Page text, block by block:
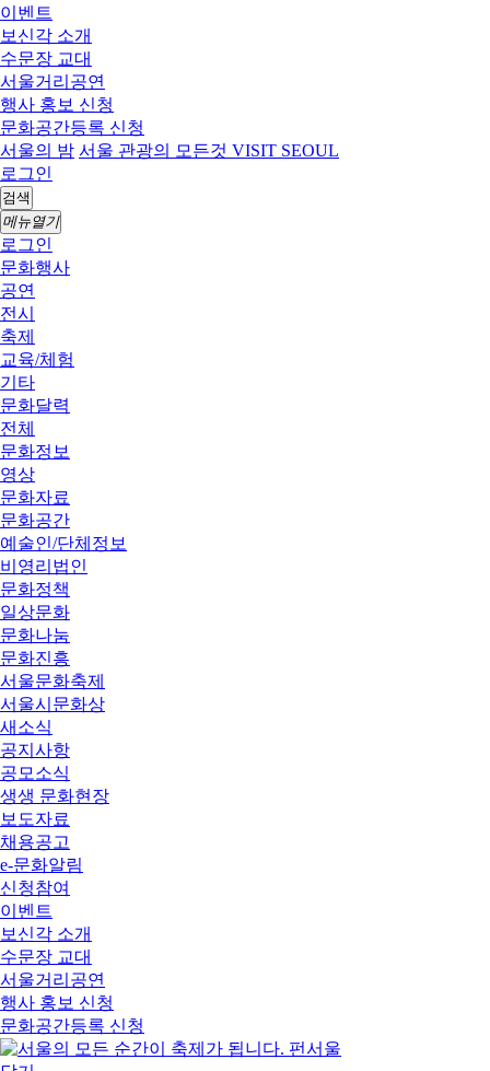
이벤트
보신각 소개
수문장 교대
서울거리공연
행사 홍보 신청
문화공간등록 신청
서울의 밤 서울 관광의 모든것 VISIT SEOUL
로그인
검색
메뉴열기
로그인
문화행사
공연
전시
축제
교육/체험
기타
문화달력
전체
문화정보
영상
문화자료
문화공간
예술인/단체정보
비영리법인
문화정책
일상문화
문화나눔
문화진흥
서울문화축제
서울시문화상
새소식
공지사항
공모소식
생생 문화현장
보도자료
채용공고
e-문화알림
신청참여
이벤트
보신각 소개
수문장 교대
서울거리공연
행사 홍보 신청
문화공간등록 신청